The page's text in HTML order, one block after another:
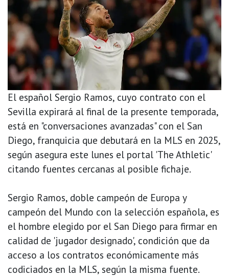
El español Sergio Ramos, cuyo contrato con el
Sevilla expirará al final de la presente temporada,
está en "conversaciones avanzadas" con el San
Diego, franquicia que debutará en la MLS en 2025,
según asegura este lunes el portal 'The Athletic'
citando fuentes cercanas al posible fichaje.
Sergio Ramos, doble campeón de Europa y
campeón del Mundo con la selección española, es
el hombre elegido por el San Diego para firmar en
calidad de 'jugador designado', condición que da
acceso a los contratos económicamente más
codiciados en la MLS, según la misma fuente.